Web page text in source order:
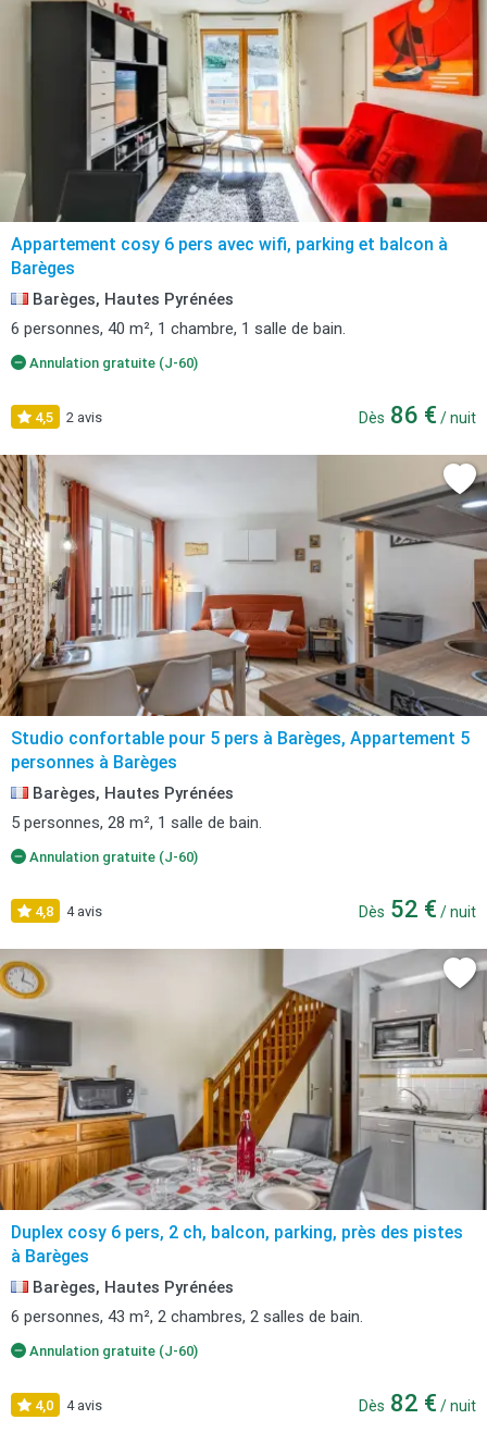
Appartement cosy 6 pers avec wifi, parking et balcon à
Barèges
Barèges, Hautes Pyrénées
6 personnes, 40 m², 1 chambre, 1 salle de bain.
Annulation gratuite (J-60)
4,5 2 avis Dès 86 € / nuit
Studio confortable pour 5 pers à Barèges, Appartement 5
personnes à Barèges
Barèges, Hautes Pyrénées
5 personnes, 28 m², 1 salle de bain.
Annulation gratuite (J-60)
4,8 4 avis Dès 52 € / nuit
Duplex cosy 6 pers, 2 ch, balcon, parking, près des pistes
à Barèges
Barèges, Hautes Pyrénées
6 personnes, 43 m², 2 chambres, 2 salles de bain.
Annulation gratuite (J-60)
4,0 4 avis Dès 82 € / nuit